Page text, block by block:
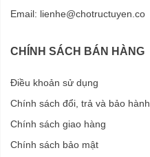
Email: lienhe@chotructuyen.co
CHÍNH SÁCH BÁN HÀNG
Điều khoản sử dụng
Chính sách đổi, trả và bảo hành
Chính sách giao hàng
Chính sách bảo mật